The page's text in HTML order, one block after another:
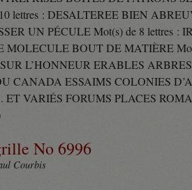
lettres : DESALTEREE BIEN
UN PÉCULE Mot(s) de 8 lettres :
MOLECULE BOUT DE MATIÈRE
L’HONNEUR ERABLES ARBRES
CANADA ESSAIMS COLONIES
ET VARIÉS FORUMS PLACES
No 6996
Courbis